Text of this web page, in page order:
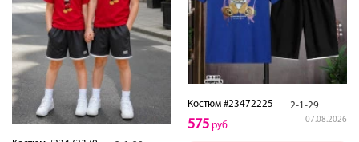
Костюм #23472225 2-1-29
07.08.2026
575 руб